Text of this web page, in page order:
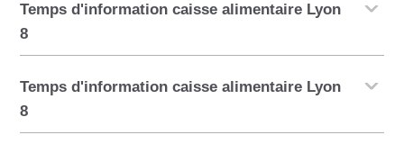
Temps d'information caisse alimentaire Lyon
8
Temps d'information caisse alimentaire Lyon
8